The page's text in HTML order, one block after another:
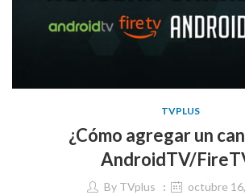
TVPLUS
¿Cómo agregar un
AndroidTV/
By TVplus octubre